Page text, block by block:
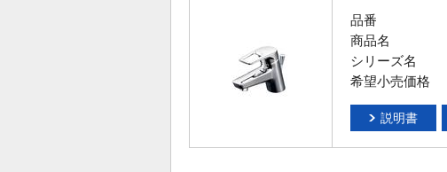
品番
商品名
シリーズ名
希望小売価格
説明書